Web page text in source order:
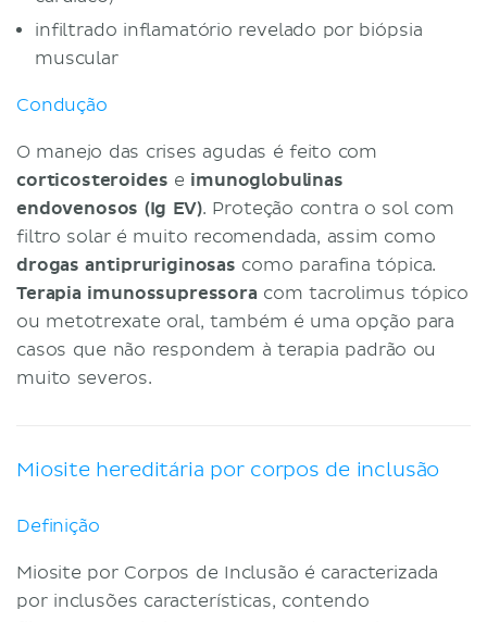
infiltrado inflamatório revelado por biópsia
muscular
Condução
O manejo das crises agudas é feito com
corticosteroides e imunoglobulinas
endovenosos (Ig EV). Proteção contra o sol com
filtro solar é muito recomendada, assim como
drogas antipruriginosas como parafina tópica.
Terapia imunossupressora com tacrolimus tópico
ou metotrexate oral, também é uma opção para
casos que não respondem à terapia padrão ou
muito severos.
Miosite hereditária por corpos de inclusão
Definição
Miosite por Corpos de Inclusão é caracterizada
por inclusões características, contendo